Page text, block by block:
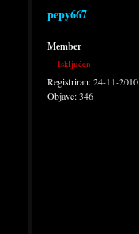
pepy667
Member
Isključen
Registriran:24-11-2010
Objave:346